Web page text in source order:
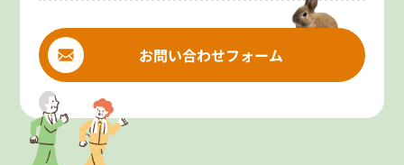
お問い合わせフォーム